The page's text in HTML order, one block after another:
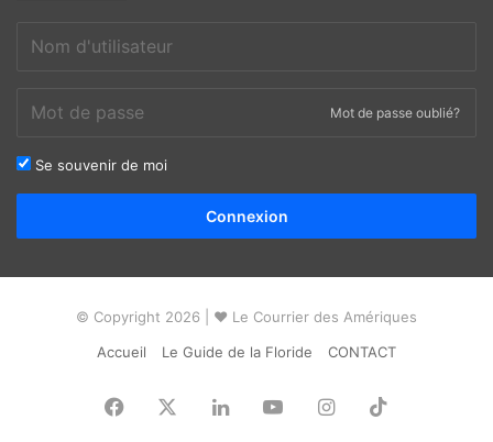
Mot de passe oublié?
Se souvenir de moi
Connexion
© Copyright 2026 | ❤ Le Courrier des Amériques
Accueil
Le Guide de la Floride CONTACT
Facebook LinkedinYouTubeInstagram